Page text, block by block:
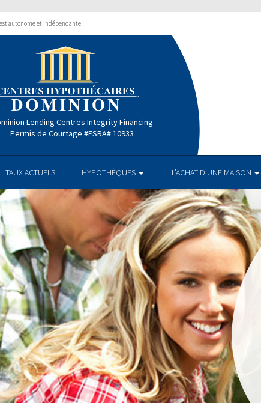
autonome et indépendante
Lending Centres Integrity Financing
Permis de Courtage #FSRA# 10933
TAUX ACTUELS HYPOTHÈQUES L’ACHAT D’UNE MAISON